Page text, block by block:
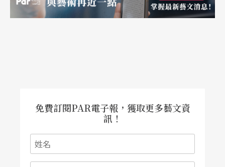
免費訂閱PAR電子報，獲取更多藝文資
訊！